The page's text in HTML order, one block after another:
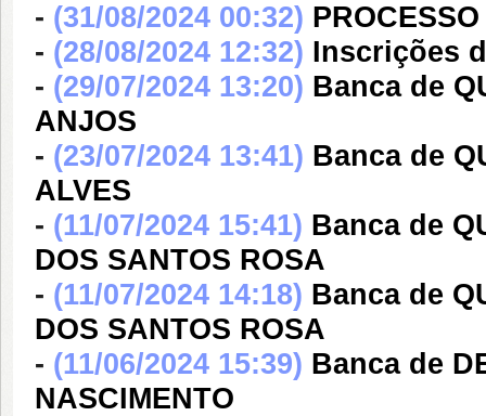
- (31/08/2024 00:32)
- (28/08/2024 12:32) Inscrições
- (29/07/2024 13:20) Banca de
ANJOS
- (23/07/2024 13:41) Banca de
ALVES
- (11/07/2024 15:41) Banca de
DOS SANTOS ROSA
- (11/07/2024 14:18) Banca de
DOS SANTOS ROSA
- (11/06/2024 15:39) Banca de
NASCIMENTO